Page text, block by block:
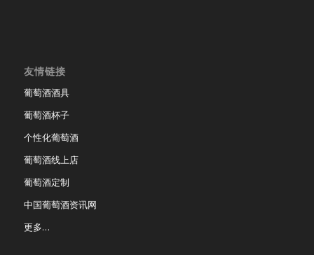
友情链接
葡萄酒酒具
葡萄酒杯子
个性化葡萄酒
葡萄酒线上店
葡萄酒定制
中国葡萄酒资讯网
更多…